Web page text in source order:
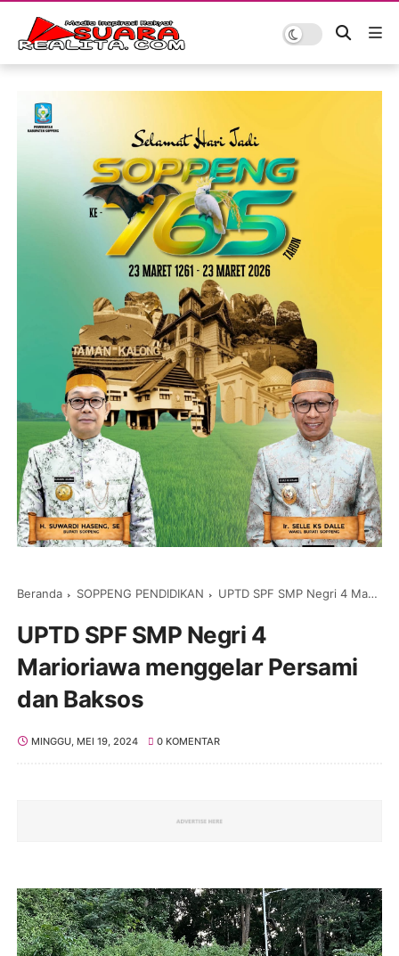
Beranda SOPPENG PENDIDIKAN UPTD SPF SMP Negri 4 Marioriawa menggelar Persami dan Baksos
UPTD SPF SMP Negri 4
Marioriawa menggelar Persami
dan Baksos
MINGGU, MEI 19, 2024 0 KOMENTAR